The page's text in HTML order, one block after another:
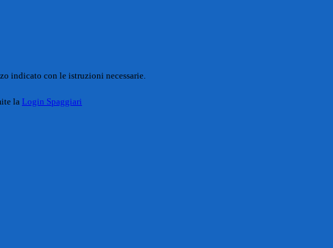
indicato con le istruzioni necessarie.
la Login Spaggiari